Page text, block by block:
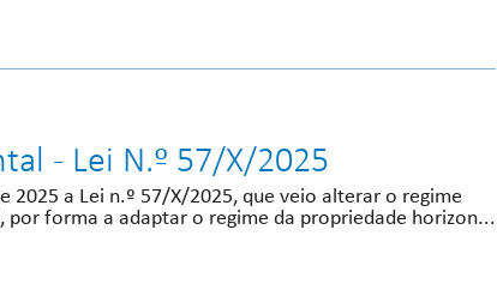
- Lei N.º 57/X/2025
2025 a Lei n.º 57/X/2025, que veio alterar o regime
forma a adaptar o regime da propriedade horizon...